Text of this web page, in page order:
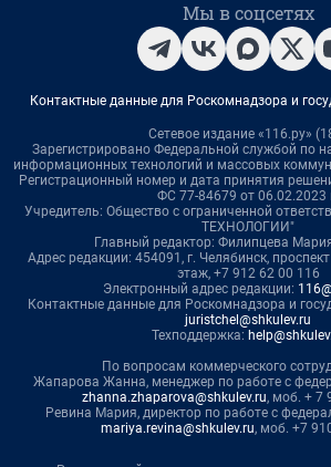
Мы в соцсетях
Контактные данные для Роскомнадзора и
Сетевое издание «116.ру»
Зарегистрировано Федеральной службой по
информационных технологий и массовых
Регистрационный номер и дата принятия
ФС 77-84679 от 06.02.2023
Учредитель: Общество с ограниченной
ТЕХНОЛОГИИ"
Главный редактор: Филипцева
Адрес редакции: 454091, г. Челябинск,
этаж, +7 912 62 00 116
Электронный адрес редакции:
Контактные данные для Роскомнадзора и
juristchel@shkulev.ru
Техподдержка:
По вопросам коммерческого
Жапарова Жанна, менеджер по работе с
zhanna.zhaparova@shkulev.ru, моб. + 7
Ревина Мария, директор по работе с
mariya.revina@shkulev.ru, моб. +7